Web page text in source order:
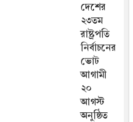
দেশের
২৩তম
রাষ্ট্রপতি
নির্বাচনের
ভোট
আগামী
২০
আগস্ট
অনুষ্ঠিত